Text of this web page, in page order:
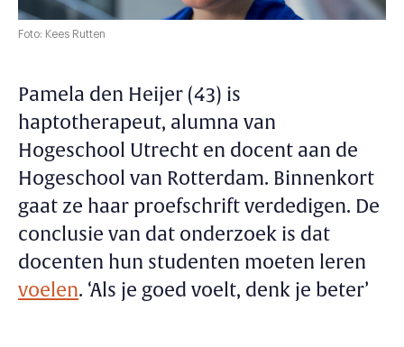
Foto: Kees Rutten
Pamela den Heijer (43) is
haptotherapeut, alumna van
Hogeschool Utrecht en docent aan de
Hogeschool van Rotterdam. Binnenkort
gaat ze haar proefschrift verdedigen. De
conclusie van dat onderzoek is dat
docenten hun studenten moeten leren
voelen. ‘Als je goed voelt, denk je beter’